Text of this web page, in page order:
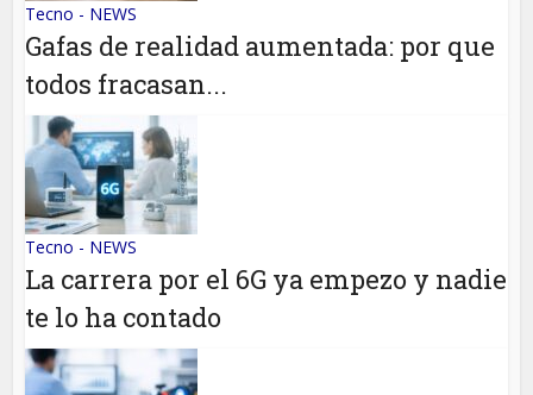
Tecno - NEWS
Gafas de realidad aumentada: por que
todos fracasan...
Tecno - NEWS
La carrera por el 6G ya empezo y nadie
te lo ha contado